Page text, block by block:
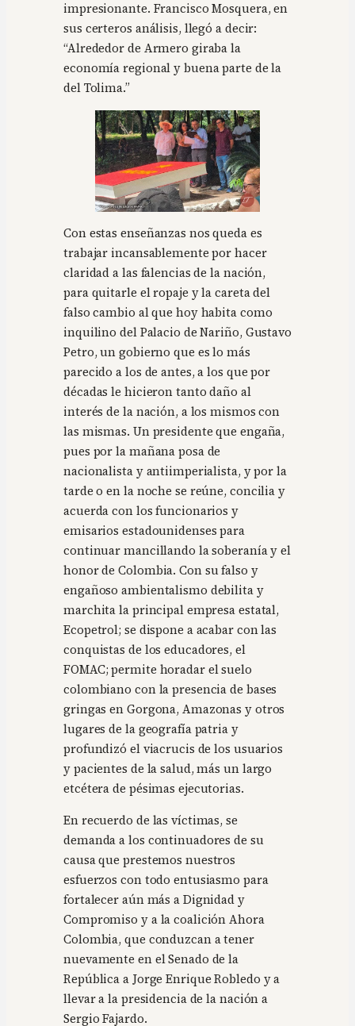
impresionante. Francisco Mosquera, en
sus certeros análisis, llegó a decir:
“Alrededor de Armero giraba la
economía regional y buena parte de la
del Tolima.”
Con estas enseñanzas nos queda es
trabajar incansablemente por hacer
claridad a las falencias de la nación,
para quitarle el ropaje y la careta del
falso cambio al que hoy habita como
inquilino del Palacio de Nariño, Gustavo
Petro, un gobierno que es lo más
parecido a los de antes, a los que por
décadas le hicieron tanto daño al
interés de la nación, a los mismos con
las mismas. Un presidente que engaña,
pues por la mañana posa de
nacionalista y antiimperialista, y por la
tarde o en la noche se reúne, concilia y
acuerda con los funcionarios y
emisarios estadounidenses para
continuar mancillando la soberanía y el
honor de Colombia. Con su falso y
engañoso ambientalismo debilita y
marchita la principal empresa estatal,
Ecopetrol; se dispone a acabar con las
conquistas de los educadores, el
FOMAC; permite horadar el suelo
colombiano con la presencia de bases
gringas en Gorgona, Amazonas y otros
lugares de la geografía patria y
profundizó el viacrucis de los usuarios
y pacientes de la salud, más un largo
etcétera de pésimas ejecutorias.
En recuerdo de las víctimas, se
demanda a los continuadores de su
causa que prestemos nuestros
esfuerzos con todo entusiasmo para
fortalecer aún más a Dignidad y
Compromiso y a la coalición Ahora
Colombia, que conduzcan a tener
nuevamente en el Senado de la
República a Jorge Enrique Robledo y a
llevar a la presidencia de la nación a
Sergio Fajardo.